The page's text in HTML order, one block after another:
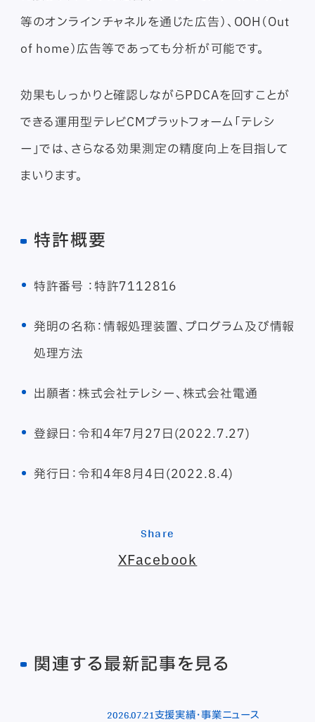
等のオンラインチャネルを通じた広告）、OOH（Out
of home）広告等であっても分析が可能です。
効果もしっかりと確認しながらPDCAを回すことが
できる運用型テレビCMプラットフォーム「テレシ
ー」では、さらなる効果測定の精度向上を目指して
まいります。
特許概要
特許番号 ：特許7112816
発明の名称：情報処理装置、プログラム及び情報
処理方法
出願者：株式会社テレシー、株式会社電通
登録日：令和4年7月27日(2022.7.27)
発行日：令和4年8月4日(2022.8.4)
Share
XFacebook
関連する最新記事を見る
2026.07.21支援実績・事業ニュース